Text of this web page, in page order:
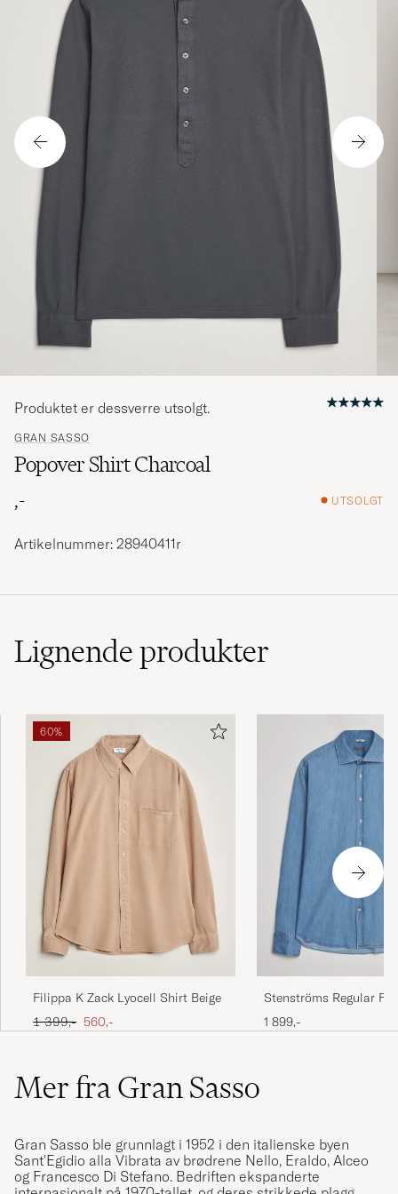
GRAN SASSO
Popover Shirt Charcoal
,-
UTSOLGT
Produktet er dessverre utsolgt.
Artikelnummer: 28940411r
Lignendeprodukter
60%
Filippa K Zack Lyocell Shirt Beige
Ordinær pris
1 399,- Nedsatt pris
560,-
Stenströms Regular Fit
Washed Shirt Light
1 899,-
Mer fra Gran Sasso
Gran Sasso ble grunnlagt i 1952 i den italienske byen
Sant'Egidio alla Vibrata av brødrene Nello, Eraldo, Alceo
og Francesco Di Stefano. Bedriften ekspanderte